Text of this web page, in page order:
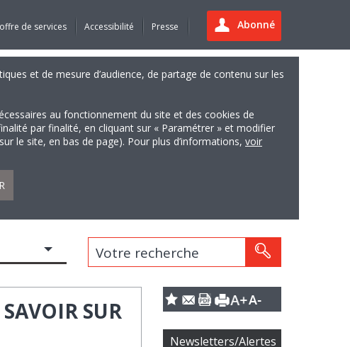
Abonné
de services Accessibilité Presse
et de mesure d’audience, de partage de contenu sur les
au fonctionnement du site et des cookies de
par finalité, en cliquant sur « Paramétrer » et modifier
le site, en bas de page). Pour plus d’informations, voir
Votre recherche
SUR
Newsletters/Alertes